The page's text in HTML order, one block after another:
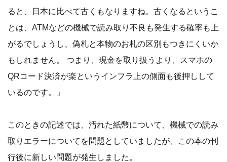
ると、日本に比べて古くもなりますね。古くなるというこ
とは、ATMなどの機械で読み取り不良も発生する確率も上
がるでしょうし、偽札と本物のお札の区別もつきにくいか
もしれません。 つまり、現金を取り扱うより、スマホの
QRコード決済が楽というインフラ上の側面も後押しして
いるのです。」
このときの記述では、汚れた紙幣について、機械での読み
取りエラーについてを問題としていましたが、この本の刊
行後に新しい問題が発生しました。